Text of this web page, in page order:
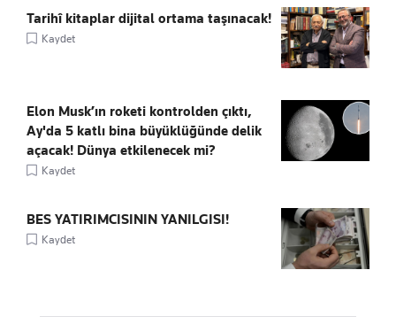
Tarihî kitaplar dijital ortama taşınacak!
Kaydet
Elon Musk’ın roketi kontrolden çıktı,
Ay'da 5 katlı bina büyüklüğünde delik
açacak! Dünya etkilenecek mi?
Kaydet
BES YATIRIMCISININ YANILGISI!
Kaydet